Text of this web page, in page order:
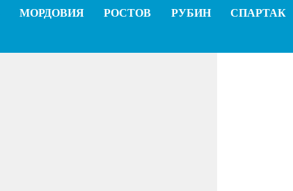
МОРДОВИЯ РОСТОВ РУБИН СПАРТАК